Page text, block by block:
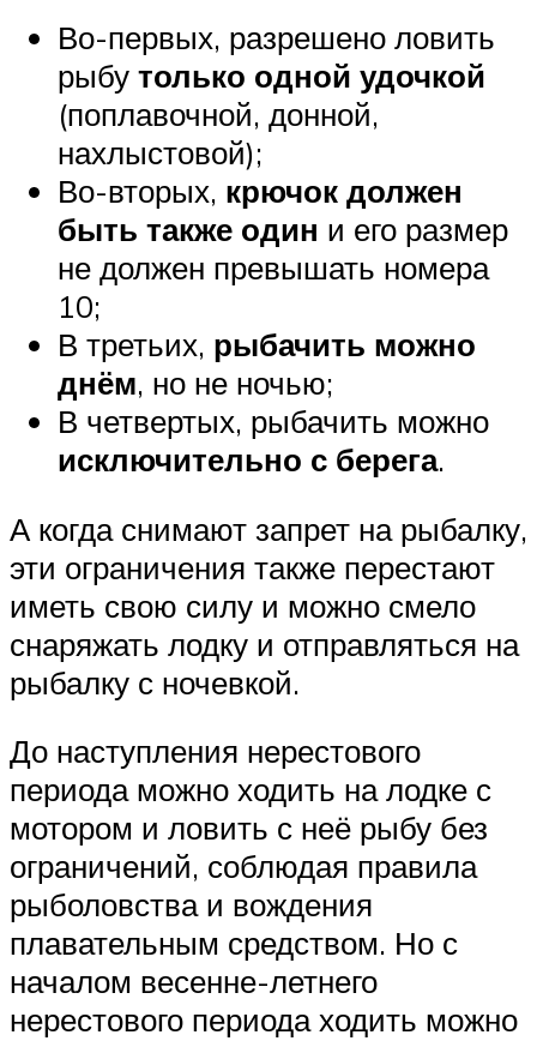
Во-первых, разрешено ловить
рыбу только одной удочкой
(поплавочной, донной,
нахлыстовой);
Во-вторых, крючок должен
быть также один и его размер
не должен превышать номера
10;
В третьих, рыбачить можно
днём, но не ночью;
В четвертых, рыбачить можно
исключительно с берега.
А когда снимают запрет на рыбалку,
эти ограничения также перестают
иметь свою силу и можно смело
снаряжать лодку и отправляться на
рыбалку с ночевкой.
До наступления нерестового
периода можно ходить на лодке с
мотором и ловить с неё рыбу без
ограничений, соблюдая правила
рыболовства и вождения
плавательным средством. Но с
началом весенне-летнего
нерестового периода ходить можно